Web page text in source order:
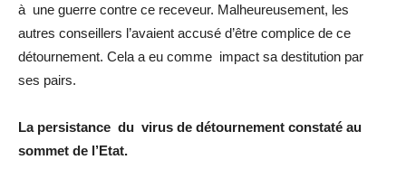
à une guerre contre ce receveur. Malheureusement, les
autres conseillers l’avaient accusé d’être complice de ce
détournement. Cela a eu comme impact sa destitution par
ses pairs.
La persistance du virus de détournement constaté au
sommet de l’Etat.